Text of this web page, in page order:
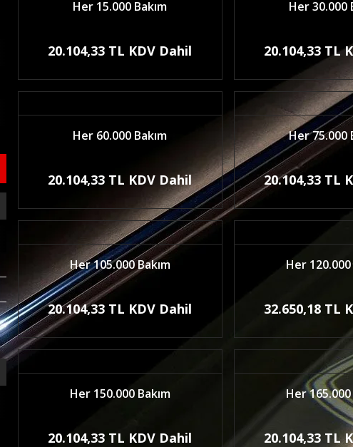
Her 15.000 Bakım
20.104,33 TL KDV Dahil
Her 30.000
20.104,33 TL
Her 60.000 Bakım
20.104,33 TL KDV Dahil
Her 75.000
20.104,33 TL
Her 105.000 Bakım
20.104,33 TL KDV Dahil
Her 120.000
32.650,18 TL
Her 150.000 Bakım
20.104,33 TL KDV Dahil
Her 165.000
20.104,33 TL